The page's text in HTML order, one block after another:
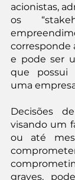
acionistas,
os
corresponde
e pode ser
que possui
uma
Decisões
visando um
ou até
graves,